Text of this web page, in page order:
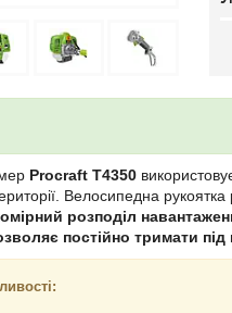
Procraft T4350
Велосипедна
розподіл
постійно тримати під